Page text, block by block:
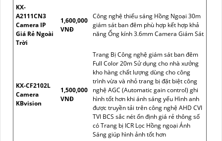
KX-
A2111CN3
Camera IP
Giá Rẻ Ngoài
Trời
1,600,000
VNĐ
Công nghệ thiếu sáng Hồng Ngoại 30m
giám sát ban đêm phù hợp kết hợp khả
năng Ống kính 3.6mm Camera Giám Sát
KX-CF2102L
Camera
KBvision
1,500,000
VNĐ
Trang Bị Công nghệ giám sát ban đêm
Full Color 20m Sử dụng cho nhà xưởng
kho hàng chất lượng dùng cho công
trình vừa và nhỏ trang bị đặt biệt công
nghệ AGC (Automatic gain control) ghi
hình tốt hơn khi ánh sáng yếu Hình anh
được truyền tải trên công nghệ AHD CVI
TVI BCS sắc nét ổn định giá rẻ thông số
có Trang bị ICR Lọc Hồng ngoại Ánh
Sáng giúp hình ảnh tốt hơn